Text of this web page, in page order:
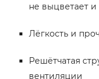
не выцветает
Лёгкость и
Решётчатая
вентиляции